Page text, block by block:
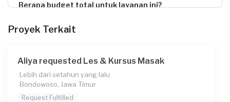
Berapa budget total untuk layanan ini?
Proyek Terkait
Aliya requested Les & Kursus Masak
Lebih dari setahun yang lalu
Bondowoso, Jawa Timur
Request Fulfilled